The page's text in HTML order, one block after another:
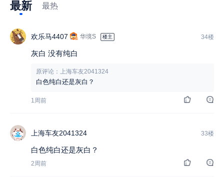
最新 最热
欢乐马4407 华境S 楼主 34楼
灰白 没有纯白
原评论：上海车友2041324
白色纯白还是灰白？
1周前
上海车友2041324 33楼
白色纯白还是灰白？
2周前